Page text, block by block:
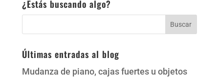
¿Estás buscando algo?
Últimas entradas al blog
Mudanza de piano, cajas fuertes u objetos